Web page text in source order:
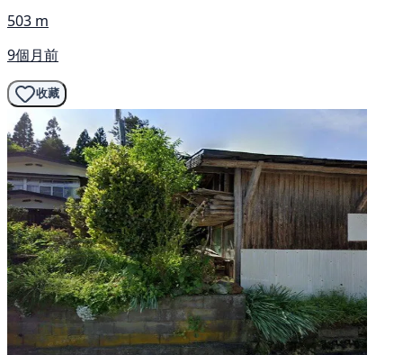
503 m
9個月前
收藏